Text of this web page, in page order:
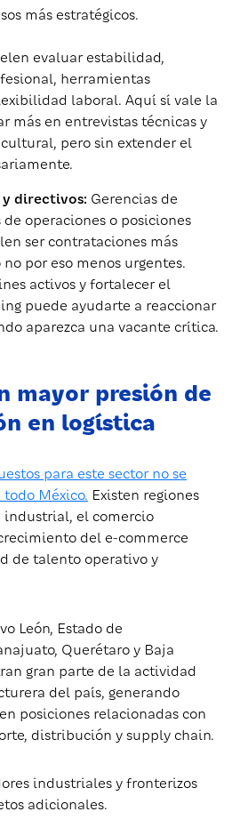
más estratégicos.
evaluar estabilidad,
herramientas
laboral. Aquí sí vale la
más en entrevistas técnicas y
pero sin extender el
directivos: Gerencias de
operaciones o posiciones
ser contrataciones más
por eso menos urgentes.
activos y fortalecer el
puede ayudarte a reaccionar
aparezca una vacante crítica.
mayor presión de
en logística
para este sector no se
México. Existen regiones
el comercio
del e-commerce
de talento operativo y
León, Estado de
Querétaro y Baja
gran parte de la actividad
del país, generando
posiciones relacionadas con
distribución y supply chain.
industriales y fronterizos
adicionales.